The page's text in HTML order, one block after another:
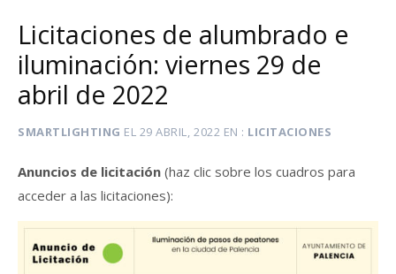
Licitaciones de alumbrado e
iluminación: viernes 29 de
abril de 2022
SMARTLIGHTING EL 29 ABRIL, 2022 EN LICITACIONES
Anuncios de licitación (haz clic sobre los cuadros para
acceder a las licitaciones):